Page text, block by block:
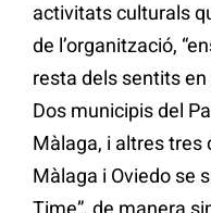
activitats culturals
de l’organització,
resta dels sentits en
Dos municipis del
Màlaga, i altres tres
Màlaga i Oviedo se
Time”, de manera